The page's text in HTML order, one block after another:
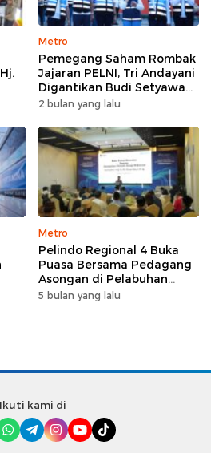
Metro
Pemegang Saham Rombak
Jajaran PELNI, Tri Andayani
Digantikan Budi Setyawan
Wijaya sebagai Dirut
2 bulan yang lalu
Metro
Pelindo Regional 4 Buka
Puasa Bersama Pedagang
Asongan di Pelabuhan
Makassar, Perkuat
5 bulan yang lalu
Ikuti kami di